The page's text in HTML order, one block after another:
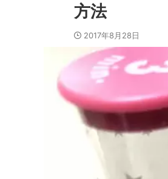
方法
2017年8月28日